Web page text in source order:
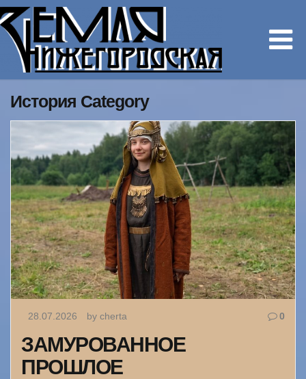
История Category
28.07.2026 by cherta 0
ЗАМУРОВАННОЕ
ПРОШЛОЕ